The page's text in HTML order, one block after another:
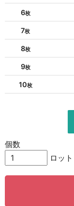
6
7
8
9
10
15
個数
ロット